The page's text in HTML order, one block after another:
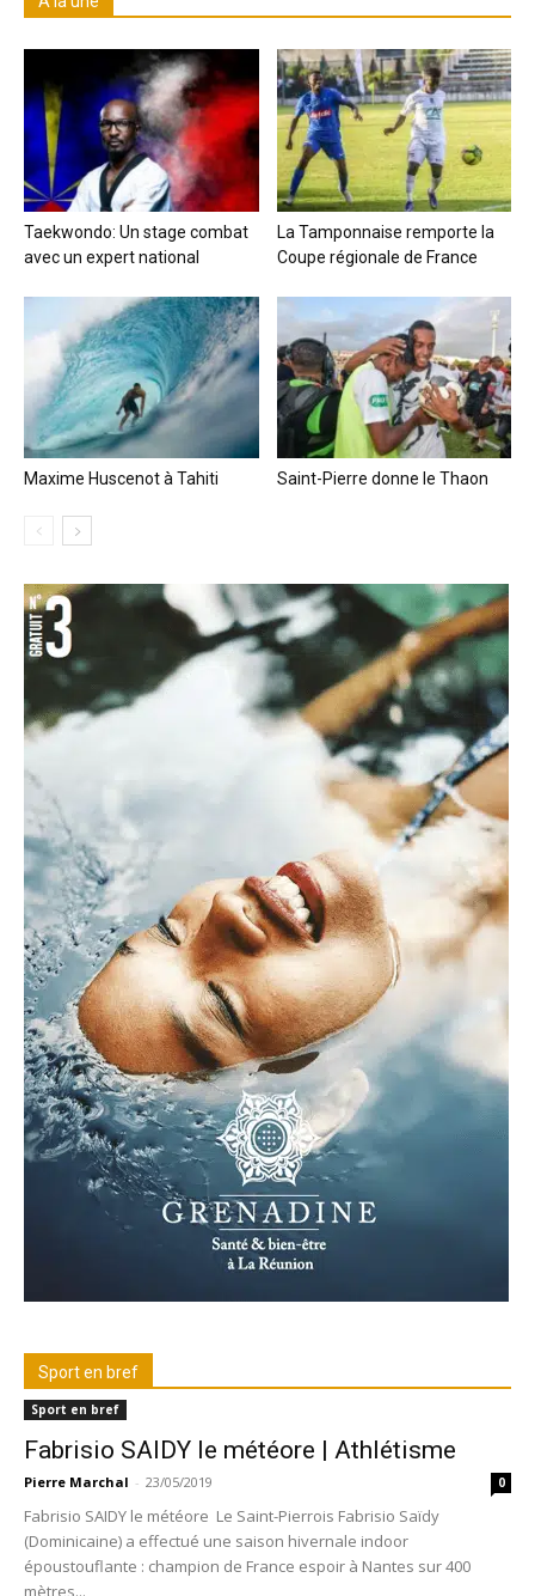
Taekwondo: Un stage combat
avec un expert national
La Tamponnaise remporte la
Coupe régionale de France
Maxime Huscenot à Tahiti Saint-Pierre donne le Thaon
Sport en bref
Sport en bref
Fabrisio SAIDY le météore | Athlétisme
Pierre Marchal - 23/05/2019 0
Fabrisio SAIDY le météore Le Saint-Pierrois Fabrisio Saïdy
(Dominicaine) a effectué une saison hivernale indoor
époustouflante : champion de France espoir à Nantes sur 400
mètres...